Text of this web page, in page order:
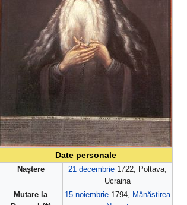
Date personale
Naștere 21 decembrie 1722, Poltava,
Ucraina
Mutare la
15 noiembrie 1794,
Mănăstirea